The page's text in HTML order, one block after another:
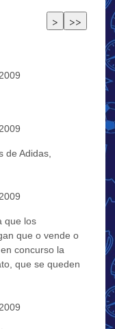
de Adidas,
que los
que o vende o
concurso la
que se queden